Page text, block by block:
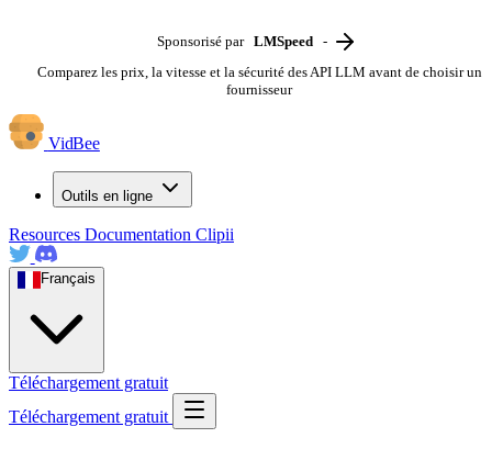
Sponsorisé par LMSpeed
-
Comparez les prix, la vitesse et la sécurité des API LLM avant de choisir un
fournisseur
VidBee
Outils en ligne
Resources Documentation Clipii
Français
Téléchargement gratuit
Téléchargement gratuit